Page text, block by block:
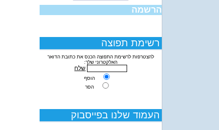
הרשמה
רשימת תפוצה
להצטרפות לרשימת התפוצה הכנס את כתובת הדואר
האלקטרוני שלך:
שלח
הוסף
הסר
העמוד שלנו בפייסבוק